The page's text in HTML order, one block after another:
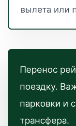
вылета или
Перенос
поездку.
парковки и
трансфера.